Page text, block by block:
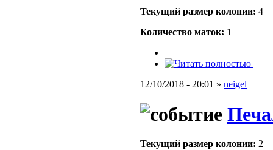
Текущий размер кoлонии: 4
Количество маток: 1
12/10/2018 - 20:01 » neigel
Текущий размер кoлонии: 2